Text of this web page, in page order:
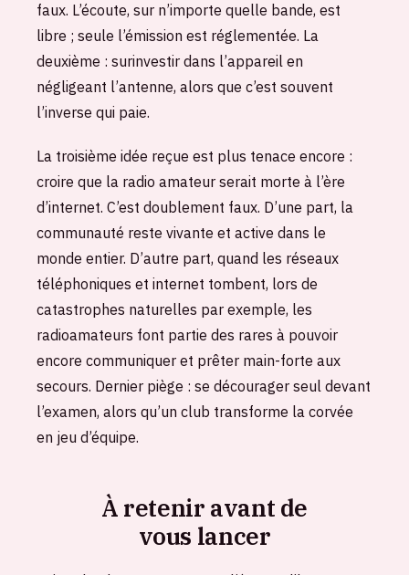
faux. L’écoute, sur n’importe quelle bande, est
libre ; seule l’émission est réglementée. La
deuxième : surinvestir dans l’appareil en
négligeant l’antenne, alors que c’est souvent
l’inverse qui paie.
La troisième idée reçue est plus tenace encore :
croire que la radio amateur serait morte à l’ère
d’internet. C’est doublement faux. D’une part, la
communauté reste vivante et active dans le
monde entier. D’autre part, quand les réseaux
téléphoniques et internet tombent, lors de
catastrophes naturelles par exemple, les
radioamateurs font partie des rares à pouvoir
encore communiquer et prêter main-forte aux
secours. Dernier piège : se décourager seul devant
l’examen, alors qu’un club transforme la corvée
en jeu d’équipe.
À retenir avant de
vous lancer